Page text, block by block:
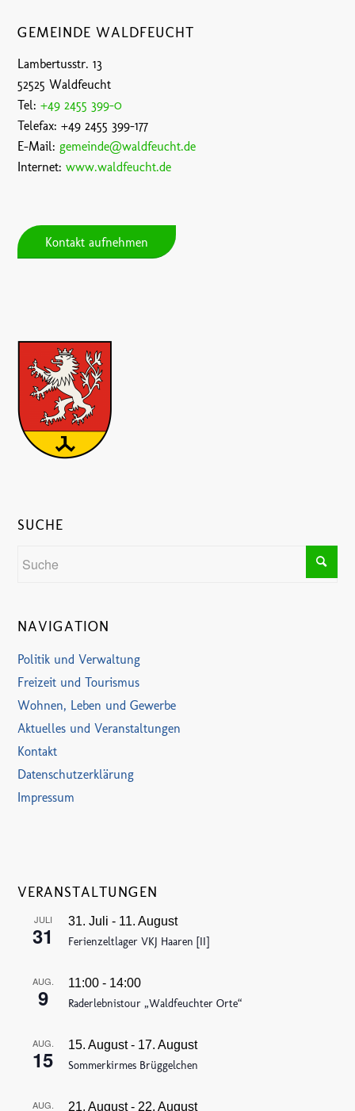
GEMEINDE WALDFEUCHT
Lambertusstr. 13
52525 Waldfeucht
Tel:+49 2455 399-0
Telefax: +49 2455 399-177
E-Mail: gemeinde@waldfeucht.de
Internet:www.waldfeucht.de
Kontakt aufnehmen
SUCHE
NAVIGATION
Politik und Verwaltung
Freizeit und Tourismus
Wohnen, Leben und Gewerbe
Aktuelles und Veranstaltungen
Kontakt
Datenschutzerklärung
Impressum
VERANSTALTUNGEN
JULI
31
31. Juli - 11. August
Ferienzeltlager VKJ Haaren [II]
AUG.
9
11:00 - 14:00
Raderlebnistour „Waldfeuchter Orte“
AUG.
15
15. August- 17. August
Sommerkirmes Brüggelchen
AUG. 21. August- 22. August